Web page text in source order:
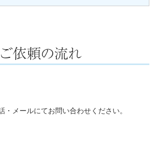
・メールにてお問い合わせください。